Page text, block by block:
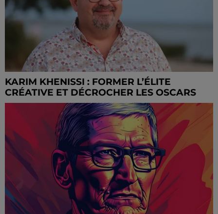
KARIM KHENISSI : FORMER L’ÉLITE
CRÉATIVE ET DÉCROCHER LES OSCARS